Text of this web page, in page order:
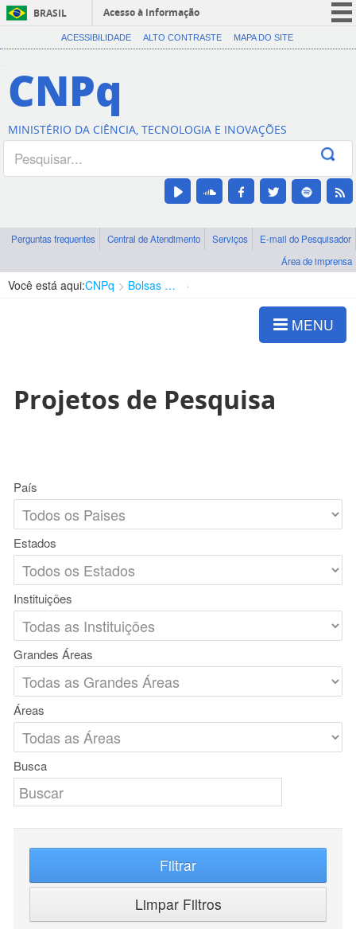
BRASIL
Acesso à informação
CORONAVÍRUS (COVID-19)
Canais
ACESSIBILIDADE ALTO CONTRASTE MAPA DO SITE
CNPq
MINISTÉRIO DA CIÊNCIA, TECNOLOGIA E INOVAÇÕES
Perguntas frequentes Central de Atendimento Serviços
E-mail do Pesquisador
Área de imprensa
Você está aqui:CNPq Bolsas e Auxílios Vigentes
MENU
Projetos de Pesquisa
País
Estados
Instituições
Grandes Áreas
Áreas
Busca
Filtrar
Limpar Filtros